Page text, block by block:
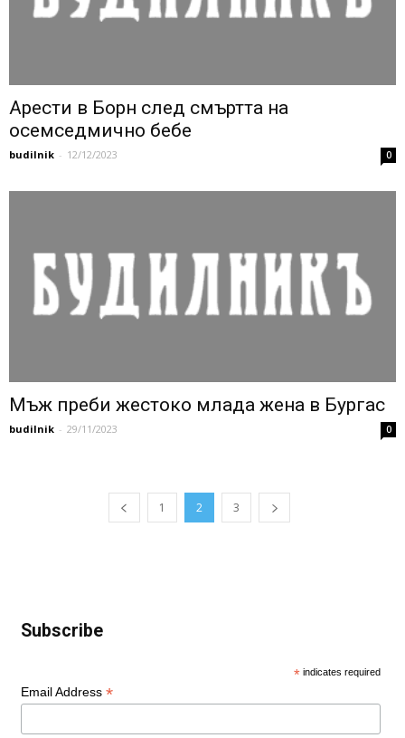
Арести в Борн след смъртта на
осемседмично бебе
budilnik - 12/12/2023 0
Мъж преби жестоко млада жена в Бургас
budilnik - 29/11/2023 0
1 2 3
Subscribe
* indicates required
Email Address *